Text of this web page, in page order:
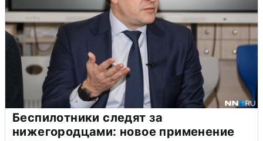
Беспилотники следят за
нижегородцами: новое применение